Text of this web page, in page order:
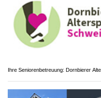
Ihre Seniorenbetreuung: Dornbierer